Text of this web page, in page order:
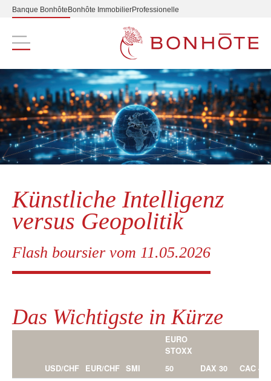
Banque Bonhôte Bonhôte ImmobilierProfessionelle
Navigation principale
Künstliche Intelligenz
versus Geopolitik
Flash boursier vom 11.05.2026
Das Wichtigste in Kürze
USD/CHF EUR/CHF SMI
EURO
STOXX
50
DAX 30 CAC 40